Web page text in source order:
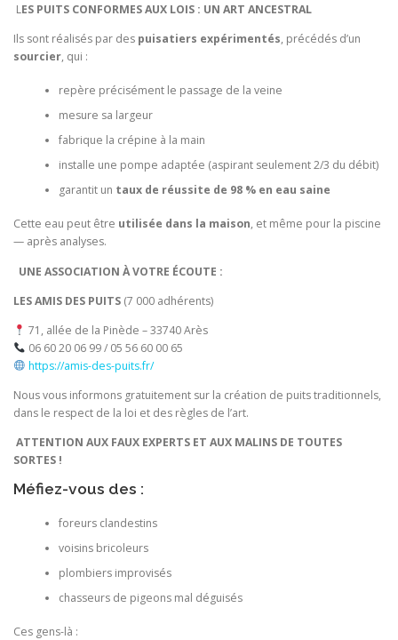
LES PUITS CONFORMES AUX LOIS : UN ART ANCESTRAL
Ils sont réalisés par des puisatiers expérimentés, précédés d’un
sourcier, qui :
repère précisément le passage de la veine
mesure sa largeur
fabrique la crépine à la main
installe une pompe adaptée (aspirant seulement 2/3 du débit)
garantit un taux de réussite de 98 % en eau saine
Cette eau peut être utilisée dans la maison, et même pour la piscine
— après analyses.
UNE ASSOCIATION À VOTRE ÉCOUTE :
LES AMIS DES PUITS (7 000 adhérents)
71, allée de la Pinède – 33740 Arès
06 60 20 06 99 / 05 56 60 00 65
https://amis-des-puits.fr/
Nous vous informons gratuitement sur la création de puits traditionnels,
dans le respect de la loi et des règles de l’art.
ATTENTION AUX FAUX EXPERTS ET AUX MALINS DE TOUTES
SORTES !
Méfiez-vous des :
foreurs clandestins
voisins bricoleurs
plombiers improvisés
chasseurs de pigeons mal déguisés
Ces gens-là :